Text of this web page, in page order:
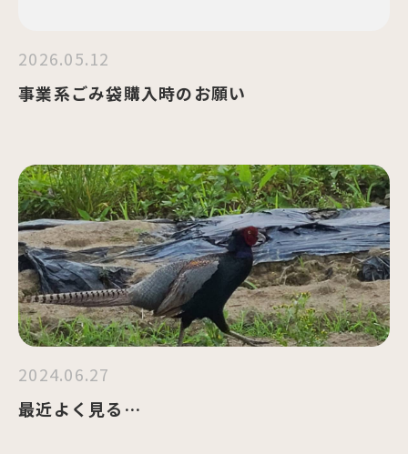
2026.05.12
事業系ごみ袋購入時のお願い
2024.06.27
最近よく見る…